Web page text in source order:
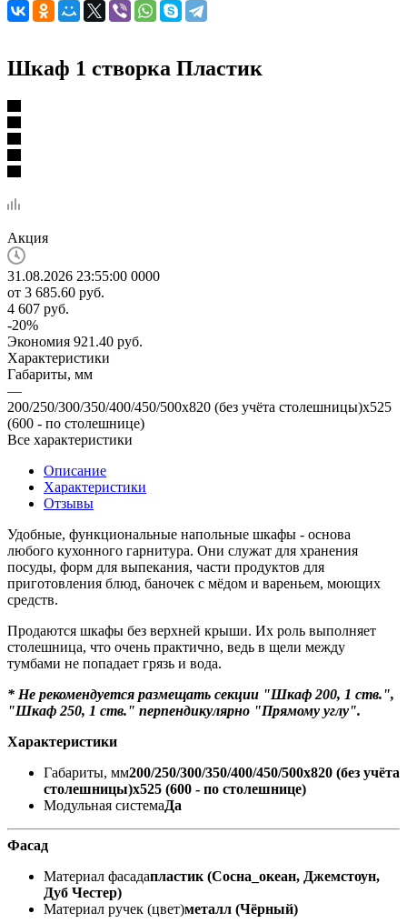
Шкаф 1 створка Пластик
Акция
31.08.2026 23:55:00 0000
от 3 685.60 руб.
4 607 руб.
-20%
Экономия 921.40 руб.
Характеристики
Габариты, мм
—
200/250/300/350/400/450/500х820 (без учёта столешницы)х525
(600 - по столешнице)
Все характеристики
Описание
Характеристики
Отзывы
Удобные, функциональные напольные шкафы - основа
любого кухонного гарнитура. Они служат для хранения
посуды, форм для выпекания, части продуктов для
приготовления блюд, баночек с мёдом и вареньем, моющих
средств.
Продаются шкафы без верхней крыши. Их роль выполняет
столешница, что очень практично, ведь в щели между
тумбами не попадает грязь и вода.
* Не рекомендуется размещать секции "Шкаф 200, 1 ств.",
"Шкаф 250, 1 ств." перпендикулярно "Прямому углу".
Характеристики
Габариты, мм200/250/300/350/400/450/500х820 (без учёта
столешницы)х525 (600 - по столешнице)
Модульная системаДа
Фасад
Материал фасадапластик (Сосна_океан, Джемстоун,
Дуб Честер)
Материал ручек (цвет)металл (Чёрный)